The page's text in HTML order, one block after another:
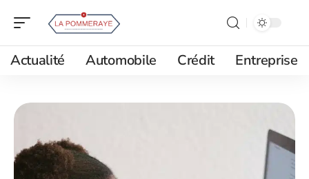
Actualité Automobile Crédit Entreprise